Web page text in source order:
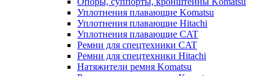
Уплотнения плавающие Komatsu
Уплотнения плавающие Hitachi
Уплотнения плавающие CAT
Ремни для спецтехники CAT
Ремни для спецтехники Hitachi
Натяжители ремня Komatsu